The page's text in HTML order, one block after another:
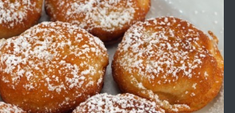
преди 2 години
Давам индивидуалани уроци по
Немски език